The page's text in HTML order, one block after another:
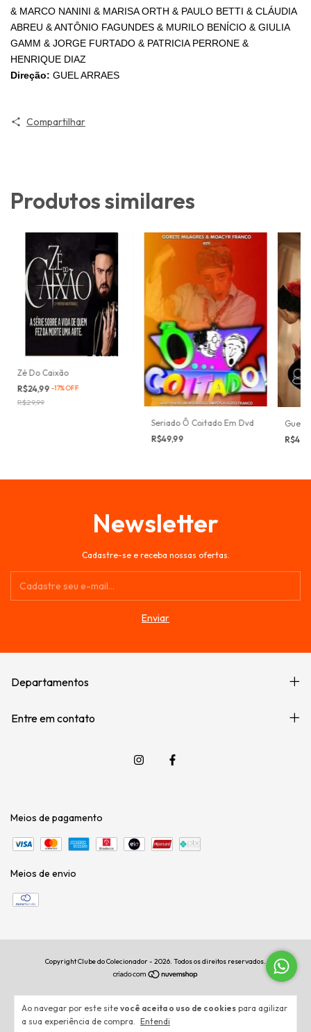
Ao navegar por este site você aceita o uso de cookies para agilizar
a sua experiência de compra. Entendi
& MARCO NANINI & MARISA ORTH & PAULO BETTI & CLÁUDIA
ABREU & ANTÔNIO FAGUNDES & MURILO BENÍCIO & GIULIA
GAMM & JORGE FURTADO & PATRICIA PERRONE &
HENRIQUE DIAZ
Direção: GUEL ARRAES
Compartilhar
Produtos similares
Zé Do Caixão
R$24,99-17%OFF
R$29,99
Seriado Ô Coitado Em Dvd
R$49,99
Guera
Newsletter
Cadastre-se e receba nossas ofertas.
Departamentos
Entre em contato
Meios de pagamento
Meios de envio
Copyright Clube do Colecionador - 2026. Todos os direitos reservados.